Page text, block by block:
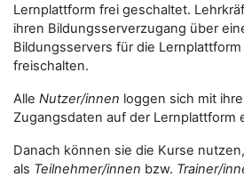
Lernplattform frei geschaltet.
ihren Bildungsserverzugang über
Bildungsservers für die
freischalten.
Alle Nutzer/innen loggen sich mit
Zugangsdaten auf der Lernplattform
Danach können sie die Kurse
als Teilnehmer/innen bzw. Trainer/